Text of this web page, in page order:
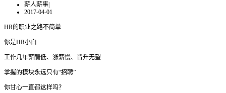
薪人薪事|
2017-04-01
HR的职业之路不简单
你是HR小白
工作几年薪酬低、涨薪慢、晋升无望
掌握的模块永远只有“招聘”
你甘心一直都这样吗？